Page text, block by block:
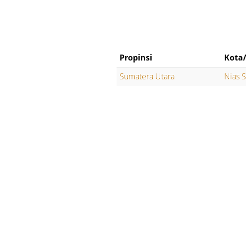
Propinsi
Sumatera Utara
Nias